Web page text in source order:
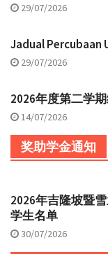
29/07/2026
Jadual Percubaan
29/07/2026
2026年度第二学
14/07/2026
奖助学金通知
2026年吉隆坡暨
学生名单
30/07/2026